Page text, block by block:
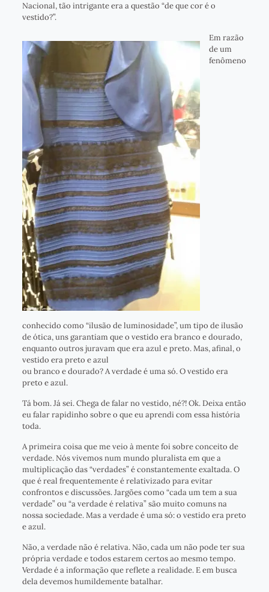
Nacional, tão intrigante era a questão “de que cor é o
vestido?”.
Em razão
de um
fenômeno
conhecido como “ilusão de luminosidade”, um tipo de ilusão
de ótica, uns garantiam que o vestido era branco e dourado,
enquanto outros juravam que era azul e preto. Mas, afinal, o
vestido era preto e azul
ou branco e dourado? A verdade é uma só. O vestido era
preto e azul.
Tá bom. Já sei. Chega de falar no vestido, né?! Ok. Deixa então
eu falar rapidinho sobre o que eu aprendi com essa história
toda.
A primeira coisa que me veio à mente foi sobre conceito de
verdade. Nós vivemos num mundo pluralista em que a
multiplicação das “verdades” é constantemente exaltada. O
que é real frequentemente é relativizado para evitar
confrontos e discussões. Jargões como “cada um tem a sua
verdade” ou “a verdade é relativa” são muito comuns na
nossa sociedade. Mas a verdade é uma só: o vestido era preto
e azul.
Não, a verdade não é relativa. Não, cada um não pode ter sua
própria verdade e todos estarem certos ao mesmo tempo.
Verdade é a informação que reflete a realidade. E em busca
dela devemos humildemente batalhar.